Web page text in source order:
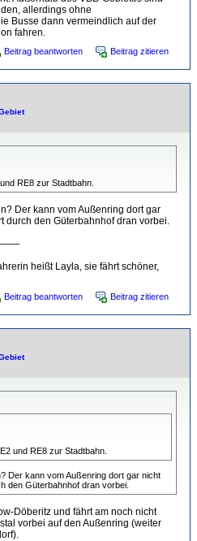
allerdings ohne
Busse dann vermeindlich auf der
fahren.
Beitrag beantworten Beitrag zitieren
RE8 zur Stadtbahn.
Der kann vom Außenring dort gar
durch den Güterbahnhof dran vorbei.
heißt Layla, sie fährt schöner,
Beitrag beantworten Beitrag zitieren
und RE8 zur Stadtbahn.
Der kann vom Außenring dort gar nicht
den Güterbahnhof dran vorbei.
Döberitz und fährt am noch nicht
vorbei auf den Außenring (weiter